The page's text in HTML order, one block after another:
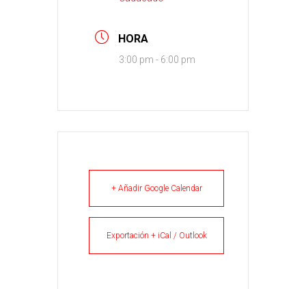
HORA
3:00 pm - 6:00 pm
+ Añadir Google Calendar
Exportación + iCal / Outlook